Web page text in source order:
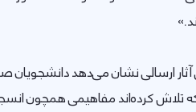
آثار ارسالی نشان می‌دهد دانشجویان
تلاش کرده‌اند مفاهیمی همچون